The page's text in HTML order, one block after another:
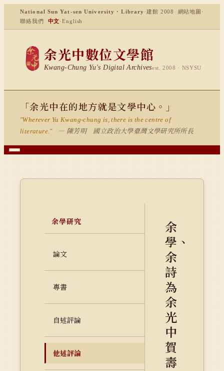
National Sun Yat-sen University · Library ·建館 2008 網站地圖 ·
聯絡我們
中文·English
余光中數位文學館
Kwang-Chung Yu's Digital Archivesest. 2008 · NSYSU
「余光中在的地方就是文學中心。」
"Wherever Yu Kwang-chung is, there is the centre of
literature."
— 陳芳明 國立政治大學臺灣文學研究所所長
余學研究
論文
專書
自述評論
他述評論
余
學、
余
詩
為
余
光
中
賀
壽